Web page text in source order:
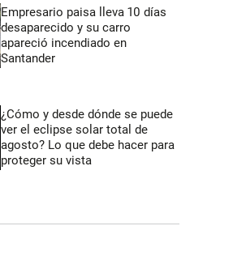
Empresario paisa lleva 10 días
desaparecido y su carro
apareció incendiado en
Santander
¿Cómo y desde dónde se puede
ver el eclipse solar total de
agosto? Lo que debe hacer para
proteger su vista